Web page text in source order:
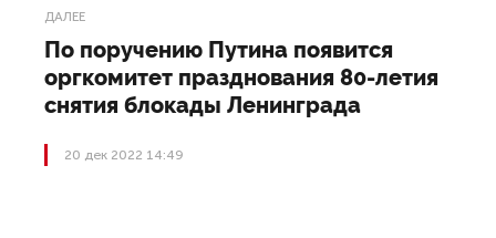
ДАЛЕЕ
По поручению Путина появится
оргкомитет празднования 80-летия
снятия блокады Ленинграда
20 дек 2022 14:49